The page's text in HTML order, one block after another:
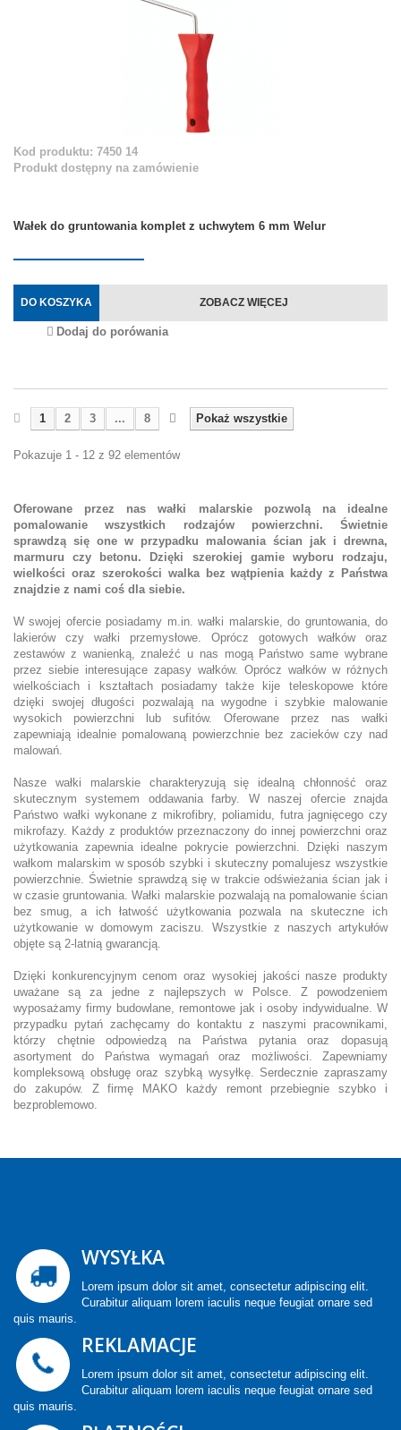
Kod produktu: 7450 14
Produkt dostępny na zamówienie
Wałek do gruntowania komplet z uchwytem 6 mm Welur
DO KOSZYKA ZOBACZ WIĘCEJ
Dodaj do porówania
Pokaż wszystkie
1 2 3 ... 8
Pokazuje 1 - 12 z 92 elementów
Oferowane przez nas wałki malarskie pozwolą na idealne
pomalowanie wszystkich rodzajów powierzchni. Świetnie
sprawdzą się one w przypadku malowania ścian jak i drewna,
marmuru czy betonu. Dzięki szerokiej gamie wyboru rodzaju,
wielkości oraz szerokości walka bez wątpienia każdy z Państwa
znajdzie z nami coś dla siebie.
W swojej ofercie posiadamy m.in. wałki malarskie, do gruntowania, do
lakierów czy wałki przemysłowe. Oprócz gotowych wałków oraz
zestawów z wanienką, znaleźć u nas mogą Państwo same wybrane
przez siebie interesujące zapasy wałków. Oprócz wałków w różnych
wielkościach i kształtach posiadamy także kije teleskopowe które
dzięki swojej długości pozwalają na wygodne i szybkie malowanie
wysokich powierzchni lub sufitów. Oferowane przez nas wałki
zapewniają idealnie pomalowaną powierzchnie bez zacieków czy nad
malowań.
Nasze wałki malarskie charakteryzują się idealną chłonność oraz
skutecznym systemem oddawania farby. W naszej ofercie znajda
Państwo wałki wykonane z mikrofibry, poliamidu, futra jagnięcego czy
mikrofazy. Każdy z produktów przeznaczony do innej powierzchni oraz
użytkowania zapewnia idealne pokrycie powierzchni. Dzięki naszym
wałkom malarskim w sposób szybki i skuteczny pomalujesz wszystkie
powierzchnie. Świetnie sprawdzą się w trakcie odświeżania ścian jak i
w czasie gruntowania. Wałki malarskie pozwalają na pomalowanie ścian
bez smug, a ich łatwość użytkowania pozwala na skuteczne ich
użytkowanie w domowym zaciszu. Wszystkie z naszych artykułów
objęte są 2-latnią gwarancją.
Dzięki konkurencyjnym cenom oraz wysokiej jakości nasze produkty
uważane są za jedne z najlepszych w Polsce. Z powodzeniem
wyposażamy firmy budowlane, remontowe jak i osoby indywidualne. W
przypadku pytań zachęcamy do kontaktu z naszymi pracownikami,
którzy chętnie odpowiedzą na Państwa pytania oraz dopasują
asortyment do Państwa wymagań oraz możliwości. Zapewniamy
kompleksową obsługę oraz szybką wysyłkę. Serdecznie zapraszamy
do zakupów. Z firmę MAKO każdy remont przebiegnie szybko i
bezproblemowo.
WYSYŁKA
Lorem ipsum dolor sit amet, consectetur adipiscing elit.
Curabitur aliquam lorem iaculis neque feugiat ornare sed
quis mauris.
REKLAMACJE
Lorem ipsum dolor sit amet, consectetur adipiscing elit.
Curabitur aliquam lorem iaculis neque feugiat ornare sed
quis mauris.